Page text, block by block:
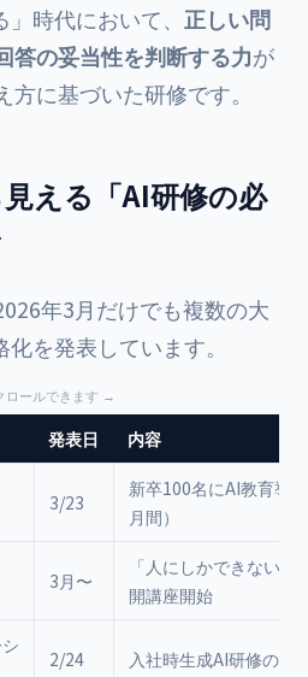
時代において、 正しい問
答の妥当性を判断する力が
に基づいた研修です。
える「AI研修の必
年3月だけでも複数の大
を発表しています。
発表日 内容
3/23
新卒100名にAI教育導
月間）
3月〜
「人にしかできない力
開講座開始
2/24 入社時生成AI研修の必